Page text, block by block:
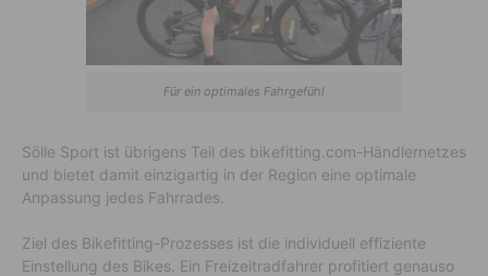
Für ein optimales Fahrgefühl
Sölle Sport ist übrigens Teil des bikefitting.com-Händlernetzes
und bietet damit einzigartig in der Region eine optimale
Anpassung jedes Fahrrades.
Ziel des Bikefitting-Prozesses ist die individuell effiziente
Einstellung des Bikes. Ein Freizeitradfahrer profitiert genauso